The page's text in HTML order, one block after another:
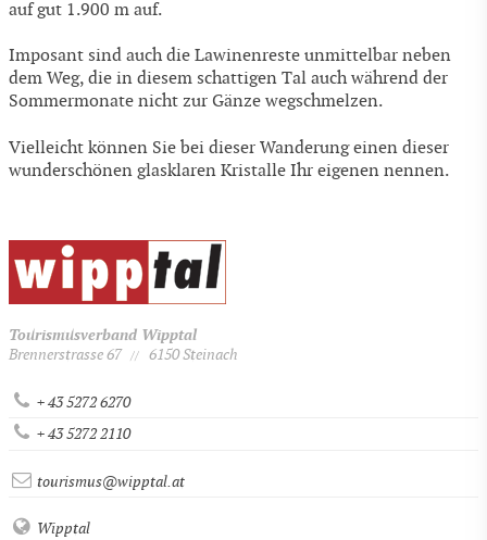
auf gut 1.900 m auf.
Imposant sind auch die Lawinenreste unmittelbar neben
dem Weg, die in diesem schattigen Tal auch während der
Sommermonate nicht zur Gänze wegschmelzen.
Vielleicht können Sie bei dieser Wanderung einen dieser
wunderschönen glasklaren Kristalle Ihr eigenen nennen.
Tourismusverband Wipptal
Brennerstrasse 67 // 6150 Steinach
+ 43 5272 6270
+ 43 5272 2110
tourismus@wipptal.at
Wipptal